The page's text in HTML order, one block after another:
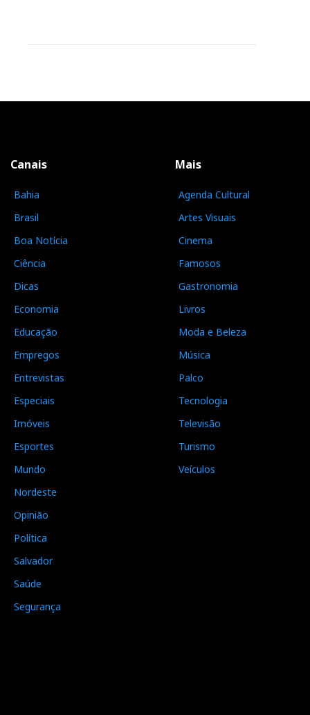
Canais
Bahia
Brasil
Boa Notícia
Ciência
Dicas
Economia
Educação
Empregos
Entrevistas
Especiais
Imóveis
Esportes
Mundo
Nordeste
Opinião
Política
Salvador
Saúde
Segurança
Mais
Agenda Cultural
Artes Visuais
Cinema
Famosos
Gastronomia
Livros
Moda e Beleza
Música
Palco
Tecnologia
Televisão
Turismo
Veículos